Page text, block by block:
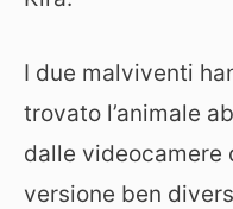
I due malviventi
trovato l’animale
dalle videocamere
versione ben